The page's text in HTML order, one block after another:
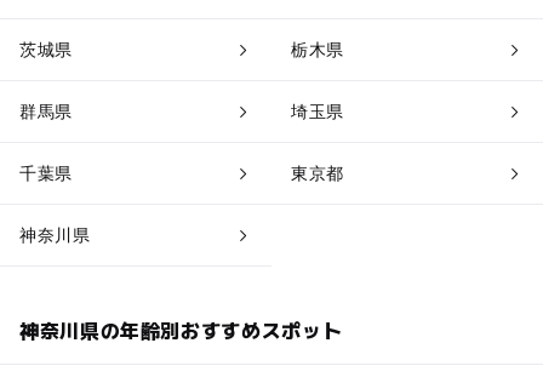
茨城県 栃木県
群馬県 埼玉県
千葉県 東京都
神奈川県
神奈川県の年齢別おすすめスポット